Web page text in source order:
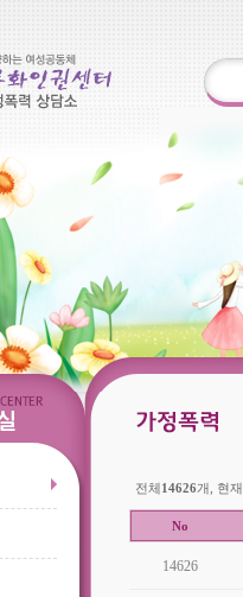
전체14626개, 현재
No
14626